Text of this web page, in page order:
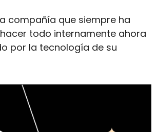
compañía que siempre ha
todo internamente ahora
por la tecnología de su